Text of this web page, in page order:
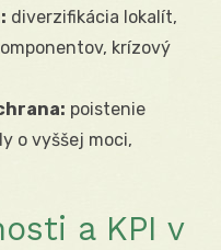
diverzifikácia lokalít,
krízový
poistenie
o vyššej moci,
a KPI v